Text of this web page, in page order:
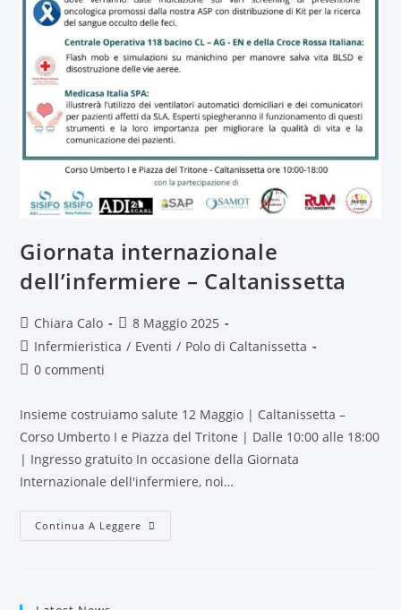
Giornata internazionale
dell’infermiere – Caltanissetta
Chiara Calo
8 Maggio 2025
Infermieristica / Eventi / Polo di Caltanissetta
0 commenti
Insieme costruiamo salute 12 Maggio | Caltanissetta –
Corso Umberto I e Piazza del Tritone | Dalle 10:00 alle 18:00
| Ingresso gratuito In occasione della Giornata
Internazionale dell'infermiere, noi…
Continua A Leggere